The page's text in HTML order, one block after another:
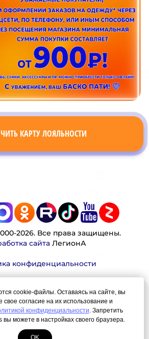
КАРТУ ЛОЯЛЬНОСТИ
2026. Все права защищены.
сайтаЛегионА
конфиденциальности
Наша миссия:
много, давно продаем вещи,
Для нас главная ценность —
cookie-файлы. Оставаясь на сайте, вы
свое согласие на их использование и
конфиденциальности. Запретить
вы можете в настройках своего браузера.
OK